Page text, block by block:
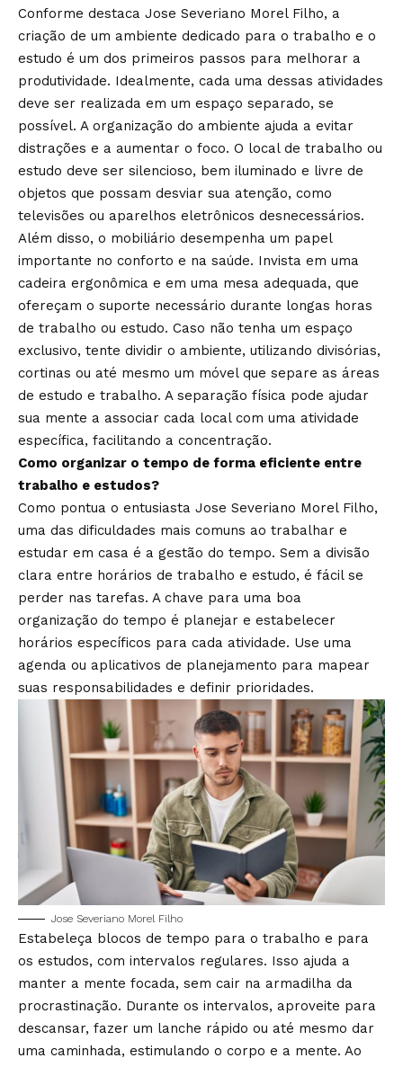
Conforme destaca Jose Severiano Morel Filho, a
criação de um ambiente dedicado para o trabalho e o
estudo é um dos primeiros passos para melhorar a
produtividade. Idealmente, cada uma dessas atividades
deve ser realizada em um espaço separado, se
possível. A organização do ambiente ajuda a evitar
distrações e a aumentar o foco. O local de trabalho ou
estudo deve ser silencioso, bem iluminado e livre de
objetos que possam desviar sua atenção, como
televisões ou aparelhos eletrônicos desnecessários.
Além disso, o mobiliário desempenha um papel
importante no conforto e na saúde. Invista em uma
cadeira ergonômica e em uma mesa adequada, que
ofereçam o suporte necessário durante longas horas
de trabalho ou estudo. Caso não tenha um espaço
exclusivo, tente dividir o ambiente, utilizando divisórias,
cortinas ou até mesmo um móvel que separe as áreas
de estudo e trabalho. A separação física pode ajudar
sua mente a associar cada local com uma atividade
específica, facilitando a concentração.
Como organizar o tempo de forma eficiente entre
trabalho e estudos?
Como pontua o entusiasta Jose Severiano Morel Filho,
uma das dificuldades mais comuns ao trabalhar e
estudar em casa é a gestão do tempo. Sem a divisão
clara entre horários de trabalho e estudo, é fácil se
perder nas tarefas. A chave para uma boa
organização do tempo é planejar e estabelecer
horários específicos para cada atividade. Use uma
agenda ou aplicativos de planejamento para mapear
suas responsabilidades e definir prioridades.
Jose Severiano Morel Filho
Estabeleça blocos de tempo para o trabalho e para
os estudos, com intervalos regulares. Isso ajuda a
manter a mente focada, sem cair na armadilha da
procrastinação. Durante os intervalos, aproveite para
descansar, fazer um lanche rápido ou até mesmo dar
uma caminhada, estimulando o corpo e a mente. Ao